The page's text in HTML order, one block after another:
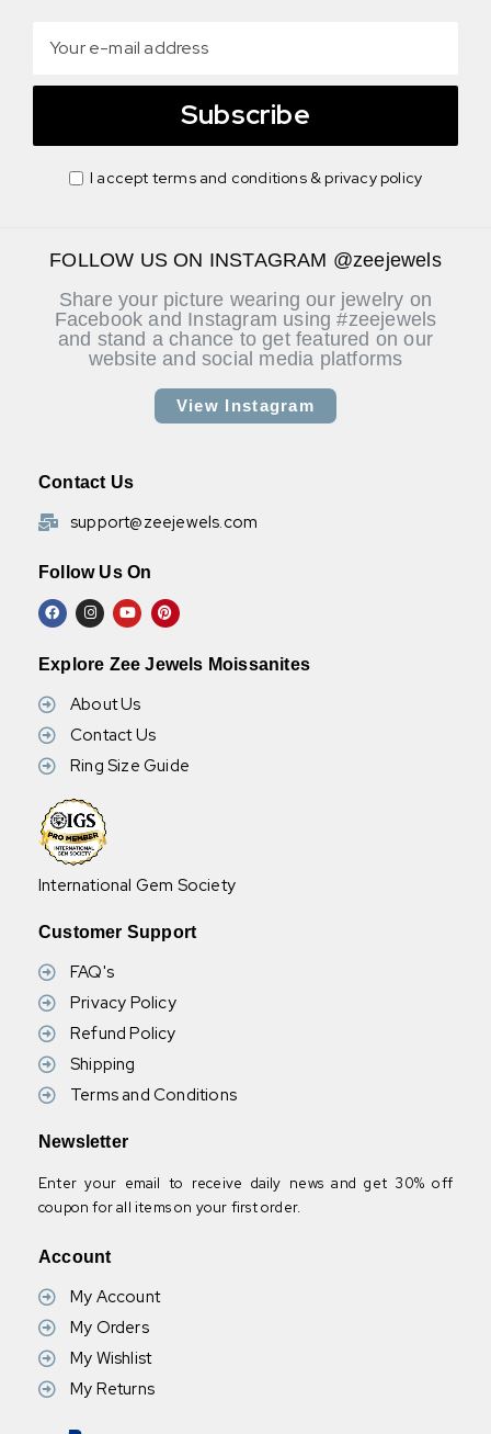
Subscribe
I accept terms and conditions & privacy policy
FOLLOW US ON INSTAGRAM @zeejewels
Share your picture wearing our jewelry on
Facebook and Instagram using #zeejewels
and stand a chance to get featured on our
website and social media platforms
View Instagram
Contact Us
support@zeejewels.com
Follow Us On
Explore Zee Jewels Moissanites
About Us
Contact Us
Ring Size Guide
International Gem Society
Customer Support
FAQ's
Privacy Policy
Refund Policy
Shipping
Terms and Conditions
Newsletter
Enter your email to receive daily news and get 30% off
coupon for all items on your first order.
Account
My Account
My Orders
My Wishlist
My Returns